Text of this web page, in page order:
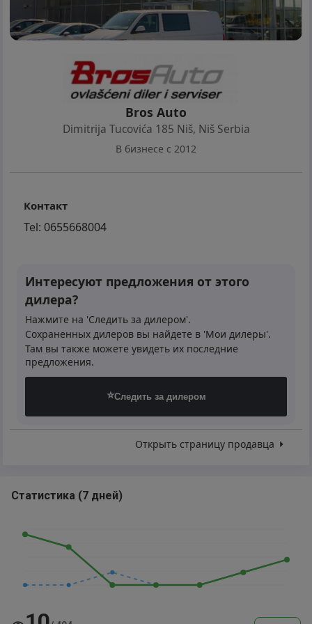
Bros Auto
Dimitrija Tucovića 185 Niš, Niš Serbia
В бизнесе с 2012
Контакт
Tel: 0655668004
Интересуют предложения от этого
дилера?
Нажмите на 'Следить за дилером'.
Сохраненных дилеров вы найдете в 'Мои дилеры'.
Там вы также можете увидеть их последние
предложения.
⭐Следить за дилером
Открыть страницу продавца
Статистика (7 дней)